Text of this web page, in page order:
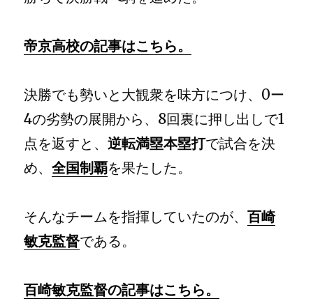
帝京高校の記事はこちら。
決勝でも勢いと大観衆を味方につけ、0ー
4の劣勢の展開から、8回裏に押し出しで1
点を返すと、逆転満塁本塁打で試合を決
め、全国制覇を果たした。
そんなチームを指揮していたのが、百崎
敏克監督である。
百崎敏克監督の記事はこちら。